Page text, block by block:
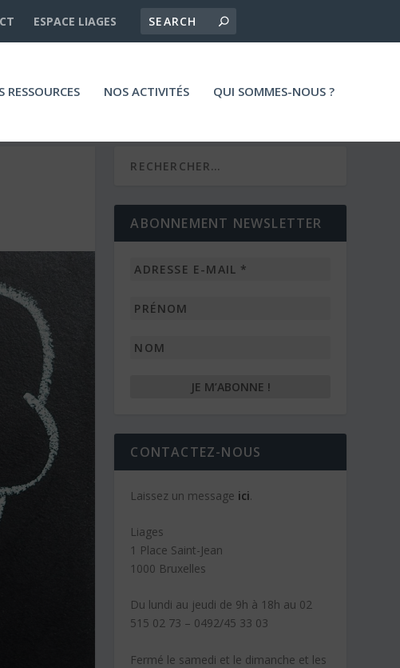
ESPACE LIAGES
RESSOURCES NOS ACTIVITÉS QUI SOMMES-NOUS ?
ABONNEMENT NEWSLETTER
Adresse
*
Prénom
Nom
CONTACTEZ-NOUS
Laissez un message ici.
Liages
1 Place Saint-Jean
1000 Bruxelles
Du lundi au jeudi de 9h à 18h au 02
515 02 73 – 0492/45 33 03
Fermé le samedi et le dimanche et les